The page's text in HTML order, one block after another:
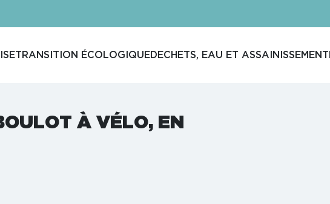
TRANSITION ÉCOLOGIQUEDECHETS, EAU ET ASSAINISSEMENT
À VÉLO, EN